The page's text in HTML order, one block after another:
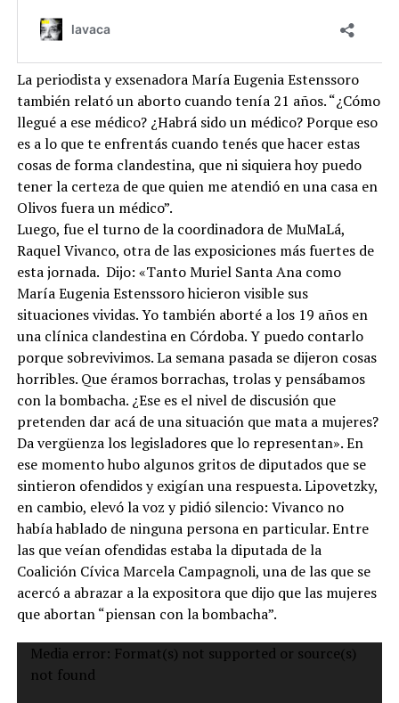
La periodista y exsenadora María Eugenia Estenssoro
también relató un aborto cuando tenía 21 años. “¿Cómo
llegué a ese médico? ¿Habrá sido un médico? Porque eso
es a lo que te enfrentás cuando tenés que hacer estas
cosas de forma clandestina, que ni siquiera hoy puedo
tener la certeza de que quien me atendió en una casa en
Olivos fuera un médico”.
Luego, fue el turno de la coordinadora de MuMaLá,
Raquel Vivanco, otra de las exposiciones más fuertes de
esta jornada. Dijo: «Tanto Muriel Santa Ana como
María Eugenia Estenssoro hicieron visible sus
situaciones vividas. Yo también aborté a los 19 años en
una clínica clandestina en Córdoba. Y puedo contarlo
porque sobrevivimos. La semana pasada se dijeron cosas
horribles. Que éramos borrachas, trolas y pensábamos
con la bombacha. ¿Ese es el nivel de discusión que
pretenden dar acá de una situación que mata a mujeres?
Da vergüenza los legisladores que lo representan». En
ese momento hubo algunos gritos de diputados que se
sintieron ofendidos y exigían una respuesta. Lipovetzky,
en cambio, elevó la voz y pidió silencio: Vivanco no
había hablado de ninguna persona en particular. Entre
las que veían ofendidas estaba la diputada de la
Coalición Cívica Marcela Campagnoli, una de las que se
acercó a abrazar a la expositora que dijo que las mujeres
que abortan “piensan con la bombacha”.
Reproductor
Media error: Format(s) not supported or source(s)
not found